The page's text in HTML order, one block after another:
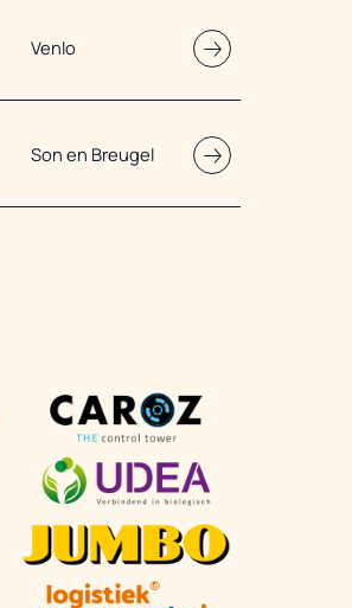
Venlo
Son en Breugel